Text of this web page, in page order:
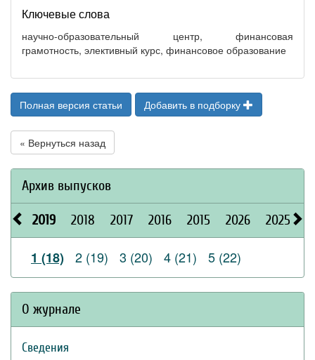
Ключевые слова
научно-образовательный центр, финансовая
грамотность, элективный курс, финансовое образование
Полная версия статьи Добавить в подборку
« Вернуться назад
Архив выпусков
2019 2018 2017 2016 2015 2026 2025
1 (18) 2 (19) 3 (20) 4 (21) 5 (22)
О журнале
Сведения